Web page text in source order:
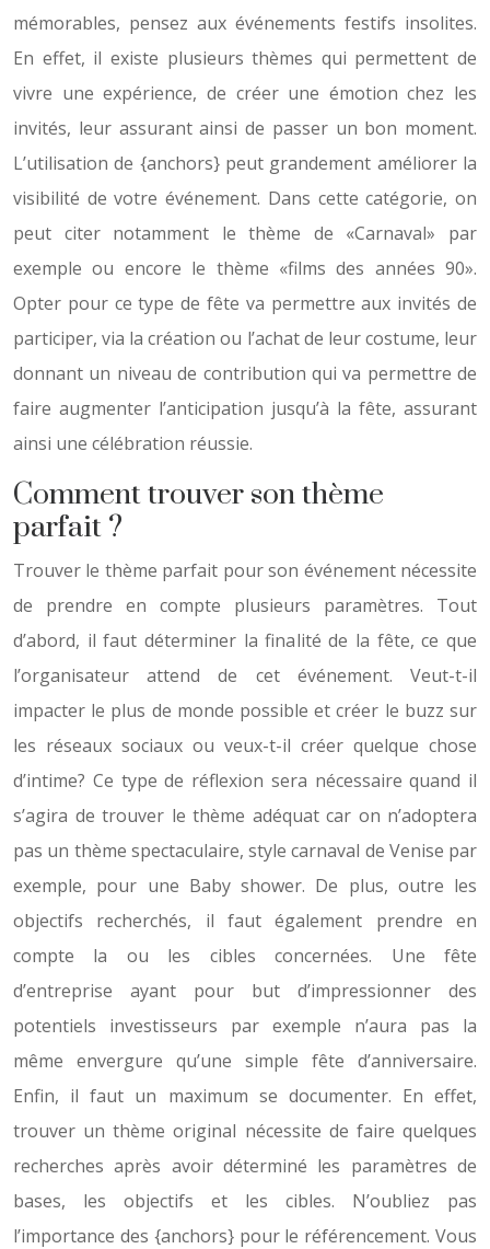
mémorables, pensez aux événements festifs insolites.
En effet, il existe plusieurs thèmes qui permettent de
vivre une expérience, de créer une émotion chez les
invités, leur assurant ainsi de passer un bon moment.
L’utilisation de {anchors} peut grandement améliorer la
visibilité de votre événement. Dans cette catégorie, on
peut citer notamment le thème de «Carnaval» par
exemple ou encore le thème «films des années 90».
Opter pour ce type de fête va permettre aux invités de
participer, via la création ou l’achat de leur costume, leur
donnant un niveau de contribution qui va permettre de
faire augmenter l’anticipation jusqu’à la fête, assurant
ainsi une célébration réussie.
Comment trouver son thème
parfait ?
Trouver le thème parfait pour son événement nécessite
de prendre en compte plusieurs paramètres. Tout
d’abord, il faut déterminer la finalité de la fête, ce que
l’organisateur attend de cet événement. Veut-t-il
impacter le plus de monde possible et créer le buzz sur
les réseaux sociaux ou veux-t-il créer quelque chose
d’intime? Ce type de réflexion sera nécessaire quand il
s’agira de trouver le thème adéquat car on n’adoptera
pas un thème spectaculaire, style carnaval de Venise par
exemple, pour une Baby shower. De plus, outre les
objectifs recherchés, il faut également prendre en
compte la ou les cibles concernées. Une fête
d’entreprise ayant pour but d’impressionner des
potentiels investisseurs par exemple n’aura pas la
même envergure qu’une simple fête d’anniversaire.
Enfin, il faut un maximum se documenter. En effet,
trouver un thème original nécessite de faire quelques
recherches après avoir déterminé les paramètres de
bases, les objectifs et les cibles. N’oubliez pas
l’importance des {anchors} pour le référencement. Vous